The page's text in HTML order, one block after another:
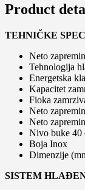
Product
TEHNIČKE
Neto
Tehnologija
Energetska
Kapacitet
Fioka
Neto
Neto
Nivo buke 40
Boja Inox
Dimenzije
SISTEM